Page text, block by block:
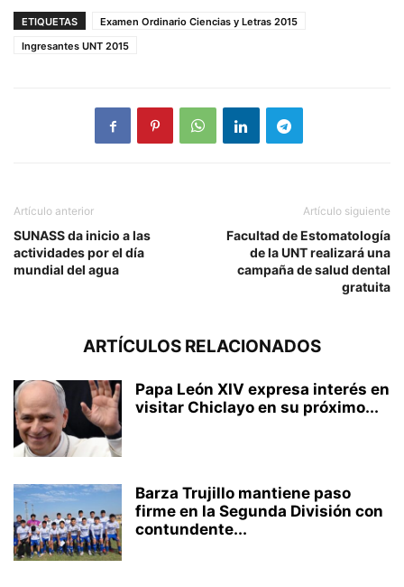
ETIQUETAS
Examen Ordinario Ciencias y Letras 2015
Ingresantes UNT 2015
Artículo anterior
SUNASS da inicio a las
actividades por el día
mundial del agua
Artículo siguiente
Facultad de Estomatología
de la UNT realizará una
campaña de salud dental
gratuita
ARTÍCULOS RELACIONADOS
Papa León XIV expresa interés en
visitar Chiclayo en su próximo...
Barza Trujillo mantiene paso
firme en la Segunda División con
contundente...